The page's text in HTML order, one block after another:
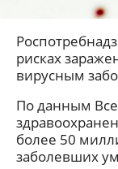
рисках
вирусным
По данным
более 50
заболевших